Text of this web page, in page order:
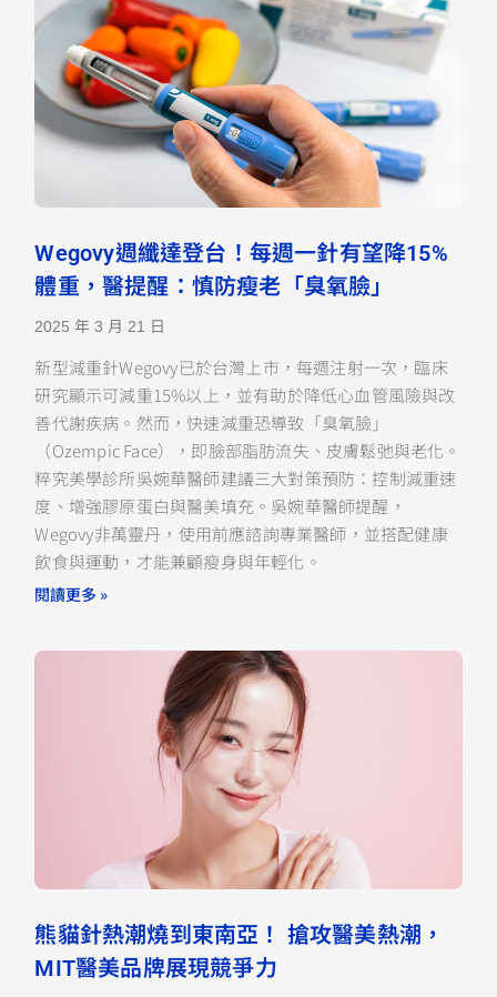
Wegovy週纖達登台！每週一針有望降15%
體重，醫提醒：慎防瘦老「臭氧臉」
2025 年 3 月 21 日
新型減重針Wegovy已於台灣上市，每週注射一次，臨床
研究顯示可減重15%以上，並有助於降低心血管風險與改
善代謝疾病。然而，快速減重恐導致「臭氧臉」
（Ozempic Face），即臉部脂肪流失、皮膚鬆弛與老化。
粹究美學診所吳婉華醫師建議三大對策預防：控制減重速
度、增強膠原蛋白與醫美填充。吳婉華醫師提醒，
Wegovy非萬靈丹，使用前應諮詢專業醫師，並搭配健康
飲食與運動，才能兼顧瘦身與年輕化。
閱讀更多 »
熊貓針熱潮燒到東南亞！ 搶攻醫美熱潮，
MIT醫美品牌展現競爭力